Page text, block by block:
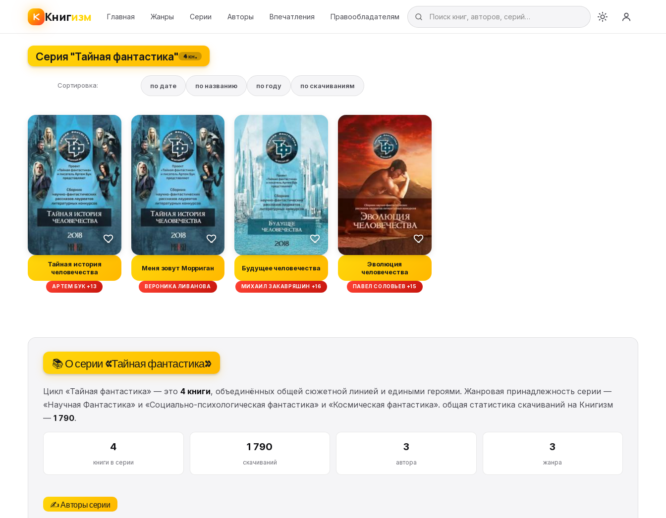
Книгизм Главная Жанры Серии Авторы Впечатления Правообладателям
Серия "Тайная фантастика" 4 кн.
Сортировка: по дате по названию по году по скачиваниям
Тайная история
человечества
АРТЕМ БУК +13
Меня зовут Морриган
ВЕРОНИКА ЛИВАНОВА
Будущее человечества
МИХАИЛ ЗАКАВРЯШИН +16
Эволюция
человечества
ПАВЕЛ СОЛОВЬЕВ +15
📚 О серии «Тайная фантастика»
Цикл «Тайная фантастика» — это 4 книги, объединённых общей сюжетной линией и едиными героями. Жанровая принадлежность серии —
«Научная Фантастика» и «Социально-психологическая фантастика» и «Космическая фантастика». общая статистика скачиваний на Книгизм
— 1 790.
4
книги в серии
1 790
скачиваний
3
автора
3
жанра
✍️ Авторы серии